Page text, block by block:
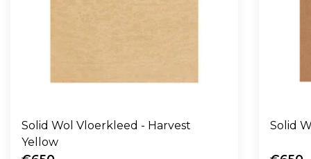
Solid Wol Vloerkleed - Harvest
Yellow